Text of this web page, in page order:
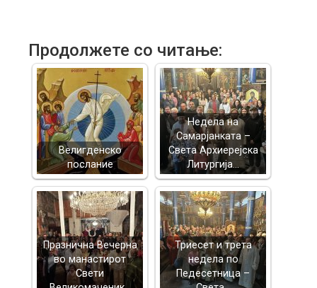
Продолжете со читање:
Велигденско
послание
Недела на
Самарјанката –
Света Архиерејска
Литургија…
Празнична Вечерна
во манастирот
Свети
Триесет и трета
недела по
Педесетница –